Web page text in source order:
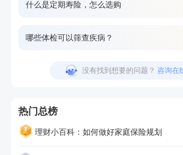
什么是定期寿险，怎么选购
哪些体检可以筛查疾病？
没有找到想要的问题？ 咨询在
热门总榜
理财小百科：如何做好家庭保险规划